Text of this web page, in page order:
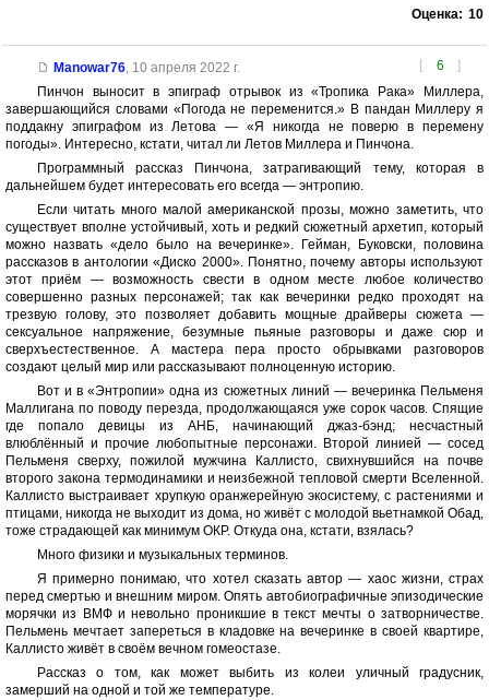
Оценка: 10
[ 6 ]
Manowar76, 10 апреля 2022 г.
Пинчон выносит в эпиграф отрывок из «Тропика Рака» Миллера,
завершающийся словами «Погода не переменится.» В пандан Миллеру я
поддакну эпиграфом из Летова — «Я никогда не поверю в перемену
погоды». Интересно, кстати, читал ли Летов Миллера и Пинчона.
Программный рассказ Пинчона, затрагивающий тему, которая в
дальнейшем будет интересовать его всегда — энтропию.
Если читать много малой американской прозы, можно заметить, что
существует вполне устойчивый, хоть и редкий сюжетный архетип, который
можно назвать «дело было на вечеринке». Гейман, Буковски, половина
рассказов в антологии «Диско 2000». Понятно, почему авторы используют
этот приём — возможность свести в одном месте любое количество
совершенно разных персонажей; так как вечеринки редко проходят на
трезвую голову, это позволяет добавить мощные драйверы сюжета —
сексуальное напряжение, безумные пьяные разговоры и даже сюр и
сверхъестественное. А мастера пера просто обрывками разговоров
создают целый мир или рассказывают полноценную историю.
Вот и в «Энтропии» одна из сюжетных линий — вечеринка Пельменя
Маллигана по поводу перезда, продолжающаяся уже сорок часов. Спящие
где попало девицы из АНБ, начинающий джаз-бэнд; несчастный
влюблённый и прочие любопытные персонажи. Второй линией — сосед
Пельменя сверху, пожилой мужчина Каллисто, свихнувшийся на почве
второго закона термодинамики и неизбежной тепловой смерти Вселенной.
Каллисто выстраивает хрупкую оранжерейную экосистему, с растениями и
птицами, никогда не выходит из дома, но живёт с молодой вьетнамкой Обад,
тоже страдающей как минимум ОКР. Откуда она, кстати, взялась?
Много физики и музыкальных терминов.
Я примерно понимаю, что хотел сказать автор — хаос жизни, страх
перед смертью и внешним миром. Опять автобиографичные эпизодические
морячки из ВМФ и невольно проникшие в текст мечты о затворничестве.
Пельмень мечтает запереться в кладовке на вечеринке в своей квартире,
Каллисто живёт в своём вечном гомеостазе.
Рассказ о том, как может выбить из колеи уличный градусник,
замерший на одной и той же температуре.